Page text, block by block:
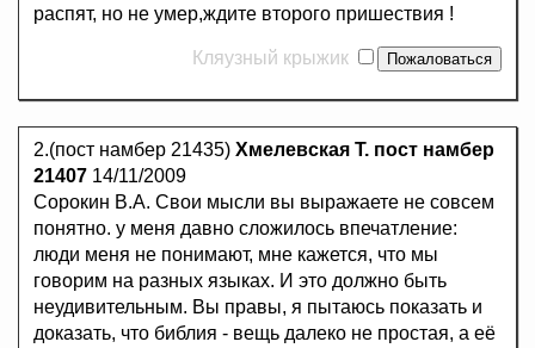
распят, но не умер,ждите второго пришествия !
Кляузный крыжик
2.(пост намбер 21435) Хмелевская Т. пост намбер
21407 14/11/2009
Сорокин В.А. Свои мысли вы выражаете не совсем
понятно. у меня давно сложилось впечатление:
люди меня не понимают, мне кажется, что мы
говорим на разных языках. И это должно быть
неудивительным. Вы правы, я пытаюсь показать и
доказать, что библия - вещь далеко не простая, а её